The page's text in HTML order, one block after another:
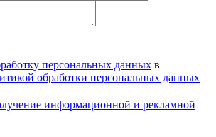
персональных данных в
обработки персональных данных
информационной и рекламной